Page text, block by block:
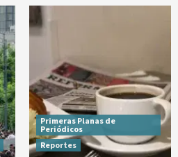
Primeras Planas de
Periódicos
Reportes